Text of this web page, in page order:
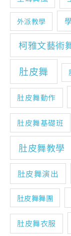
外派教學
柯雅文藝術
肚皮舞
肚皮舞動作
肚皮舞基礎班
肚皮舞教學
肚皮舞演出
肚皮舞舞團
肚皮舞衣服